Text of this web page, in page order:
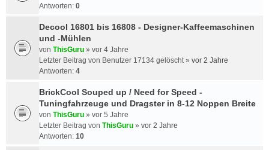
Antworten: 0
Decool 16801 bis 16808 - Designer-Kaffeemaschinen
und -Mühlen
von ThisGuru » vor 4 Jahre
Letzter Beitrag von Benutzer 17134 gelöscht» vor 2 Jahre
Antworten: 4
BrickCool Souped up / Need for Speed -
Tuningfahrzeuge und Dragster in 8-12 Noppen Breite
von ThisGuru » vor 5 Jahre
Letzter Beitrag von ThisGuru » vor 2 Jahre
Antworten: 10